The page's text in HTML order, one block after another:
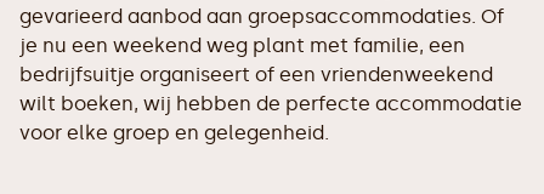
gevarieerd aanbod aan groepsaccommodaties. Of
je nu een weekend weg plant met familie, een
bedrijfsuitje organiseert of een vriendenweekend
wilt boeken, wij hebben de perfecte accommodatie
voor elke groep en gelegenheid.